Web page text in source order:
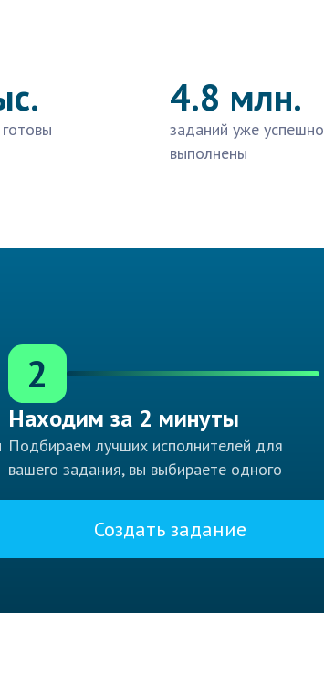
4.8 млн.
заданий уже успешно
выполнены
2
Находим за 2 минуты
Подбираем лучших исполнителей для
вашего задания, вы выбираете одного
Создать задание